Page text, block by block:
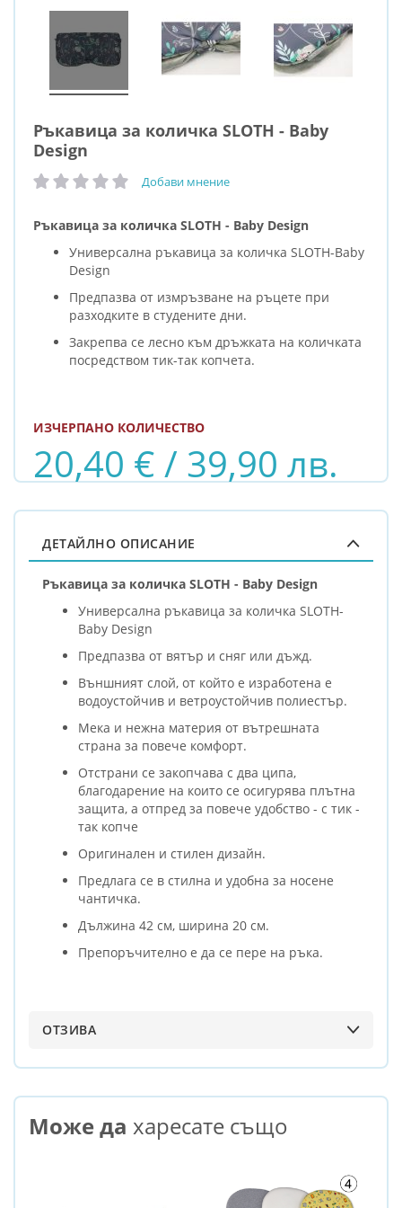
Ръкавица за количка SLOTH - Baby
Design
рейтинг: Добави мнение
Ръкавица за количка SLOTH - Baby Design
Универсална ръкавица за количка SLOTH-Baby
Design
Предпазва от измръзване на ръцете при
разходките в студените дни.
Закрепва се лесно към дръжката на количката
посредством тик-так копчета.
20,40 € / 39,90 лв.
ИЗЧЕРПАНО КОЛИЧЕСТВО
ДЕТАЙЛНО ОПИСАНИЕ
Ръкавица за количка SLOTH - Baby Design
Универсална ръкавица за количка SLOTH-
Baby Design
Предпазва от вятър и сняг или дъжд.
Външният слой, от който е изработена е
водоустойчив и ветроустойчив полиестър.
Мека и нежна материя от вътрешната
страна за повече комфорт.
Отстрани се закопчава с два ципа,
благодарение на които се осигурява плътна
защита, а отпред за повече удобство - с тик -
так копче
Оригинален и стилен дизайн.
Предлага се в стилна и удобна за носене
чантичка.
Дължина 42 см, ширина 20 см.
Препоръчително е да се пере на ръка.
ОТЗИВА
Може да харесате също